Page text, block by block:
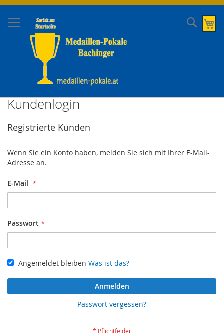
Direkt
Inhalt
Suche
Kundenlogin
Registrierte Kunden
Wenn Sie ein Konto haben, melden Sie sich mit Ihrer E-Mail-
Adresse an.
E-Mail
Passwort
Angemeldet bleiben Was ist das?
Anmelden
Passwort vergessen?